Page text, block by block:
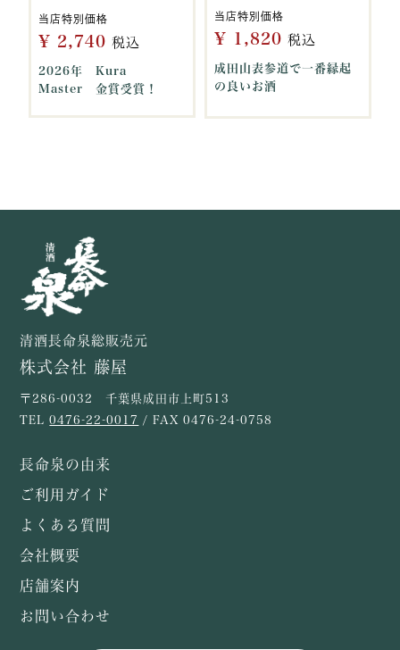
当店特別価格
¥ 2,740 税込
2026年 Kura
Master 金賞受賞！
当店特別価格
¥ 1,820 税込
成田山表参道で一番縁起
の良いお酒
清酒長命泉総販売元
株式会社 藤屋
〒286-0032 千葉県成田市上町513
TEL0476-22-0017 / FAX 0476-24-0758
長命泉の由来
ご利用ガイド
よくある質問
会社概要
店舗案内
お問い合わせ